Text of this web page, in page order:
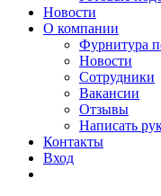
Новости
О компании
Фурнитура
Новости
Сотрудники
Вакансии
Отзывы
Написать
Контакты
Вход